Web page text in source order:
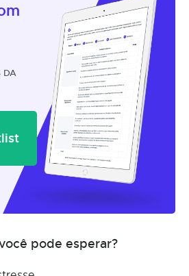
DA
pode esperar?